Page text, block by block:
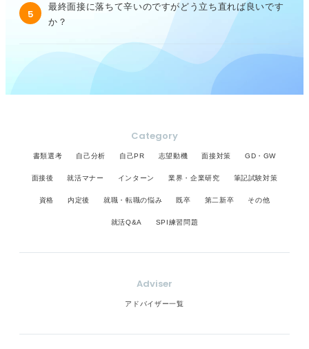
5
最終面接に落ちて辛いのですがどう立ち直れば良いです
か？
Category
書類選考 自己分析 自己PR 志望動機 面接対策 GD・GW
面接後 就活マナー インターン 業界・企業研究 筆記試験対策
資格 内定後 就職・転職の悩み 既卒 第二新卒 その他
就活Q&A SPI練習問題
Adviser
アドバイザー一覧